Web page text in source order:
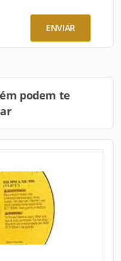
ENVIAR
podem te